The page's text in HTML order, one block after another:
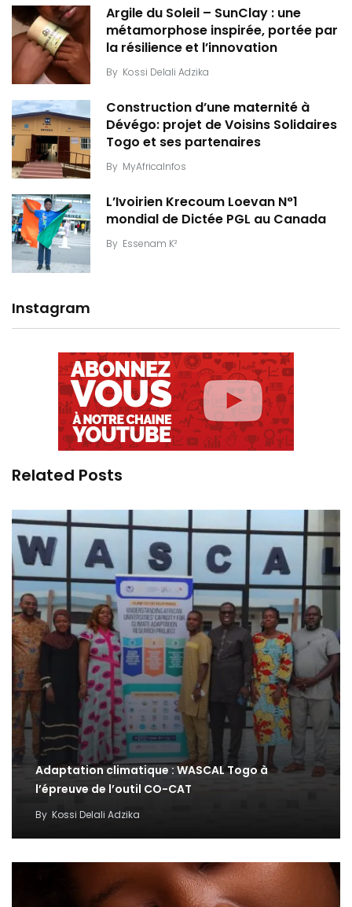
Argile du Soleil – SunClay : une
métamorphose inspirée, portée par
la résilience et l’innovation
By Kossi Delali Adzika
Construction d’une maternité à
Dévégo: projet de Voisins Solidaires
Togo et ses partenaires
By MyAfricaInfos
L’Ivoirien Krecoum Loevan N°1
mondial de Dictée PGL au Canada
By Essenam K²
Instagram
Related Posts
Adaptation climatique : WASCAL Togo à
l’épreuve de l’outil CO-CAT
By Kossi Delali Adzika